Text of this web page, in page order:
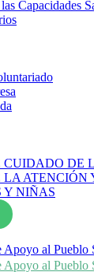
Capacidades
CUIDADO DE
ATENCIÓN
Y NIÑAS